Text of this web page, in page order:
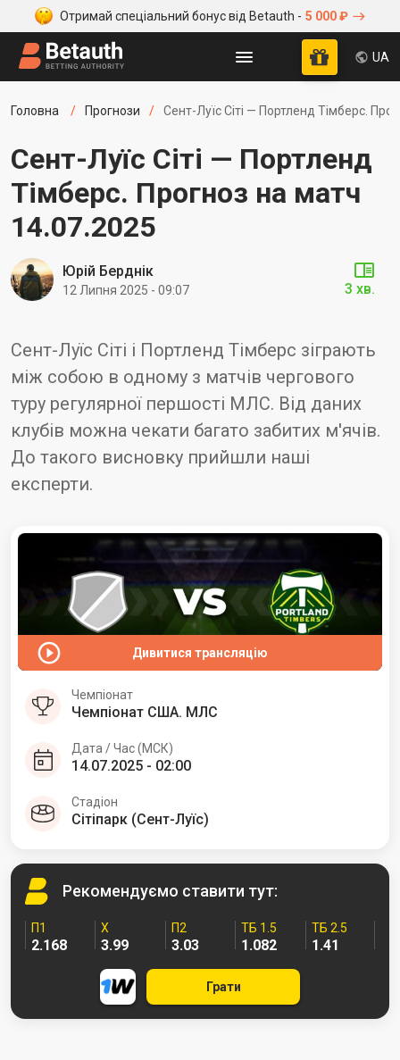
Отримай спеціальний бонус від Betauth - 5 000 ₽
UA
Головна Прогнози Сент-Луїс Сіті — Портленд Тімберс.
Сент-Луїс Сіті — Портленд
Тімберс. Прогноз на матч
14.07.2025
Сент-Луїс Сіті і Портленд Тімберс зіграють
між собою в одному з матчів чергового
туру регулярної першості МЛС. Від даних
клубів можна чекати багато забитих м'ячів.
До такого висновку прийшли наші
експерти.
Юрій Берднік
12 Липня 2025 - 09:07 3 хв.
Дивитися трансляцію
Чемпіонат
Чемпіонат США. МЛС
Дата / Час (МСК)
14.07.2025 - 02:00
Стадіон
Сітіпарк (Сент-Луїс)
Рекомендуємо ставити тут:
П1
2.168
Х
3.99
П2
3.03
ТБ 1.5
1.082
ТБ 2.5
1.41
Грати